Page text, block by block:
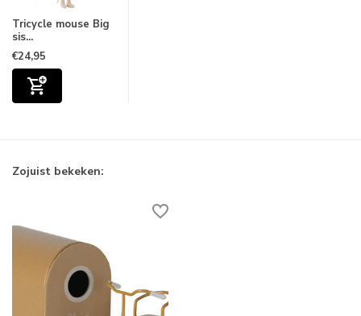
Tricycle mouse Big
sis...
€24,95
Zojuist bekeken: